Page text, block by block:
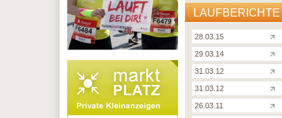
LAUFBERICHTE
28.03.15
29.03.14
31.03.12
31.03.12
26.03.11